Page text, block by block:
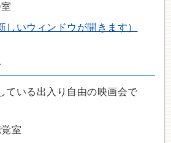
しいウィンドウが開きます）
ている出入り自由の映画会で
室